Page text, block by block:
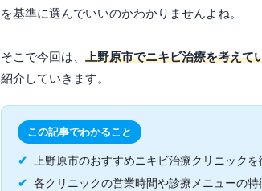
を基準に選んでいいのかわかりませんよね。
そこで今回は、 上野原市でニキビ治療を考えて
紹介していきます。
この記事でわかること
上野原市のおすすめニキビ治療クリニックを
各クリニックの営業時間や診療メニューの